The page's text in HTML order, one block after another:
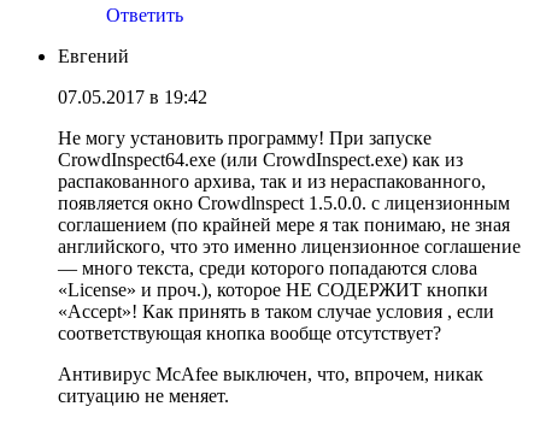
Ответить
Евгений
07.05.2017 в 19:42
Не могу установить программу! При запуске
CrowdInspect64.exe (или CrowdInspect.exe) как из
распакованного архива, так и из нераспакованного,
появляется окно Crowdlnspect 1.5.0.0. с лицензионным
соглашением (по крайней мере я так понимаю, не зная
английского, что это именно лицензионное соглашение
— много текста, среди которого попадаются слова
«License» и проч.), которое НЕ СОДЕРЖИТ кнопки
«Accept»! Как принять в таком случае условия , если
соответствующая кнопка вообще отсутствует?
Антивирус McAfee выключен, что, впрочем, никак
ситуацию не меняет.